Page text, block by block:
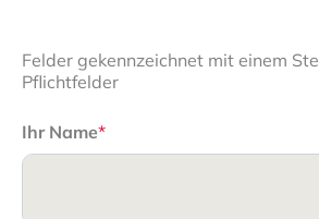
Felder gekennzeichnet mit einem
Pflichtfelder
Ihr Name*